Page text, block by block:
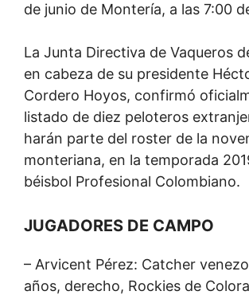
de junio de Montería, a las 7:00
La Junta Directiva de Vaqueros
en cabeza de su presidente
Cordero Hoyos, confirmó
listado de diez peloteros
harán parte del roster de la
monteriana, en la temporada
béisbol Profesional Colombiano.
JUGADORES DE CAMPO
– Arvicent Pérez: Catcher
años, derecho, Rockies de